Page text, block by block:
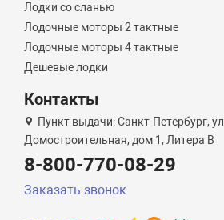
Лодки со сланью
Лодочные моторы 2 тактные
Лодочные моторы 4 тактные
Дешевые лодки
Контакты
Пункт выдачи: Санкт-Петербург, ул
Домостроительная, дом 1, Литера B
8-800-770-08-29
Заказать звонок